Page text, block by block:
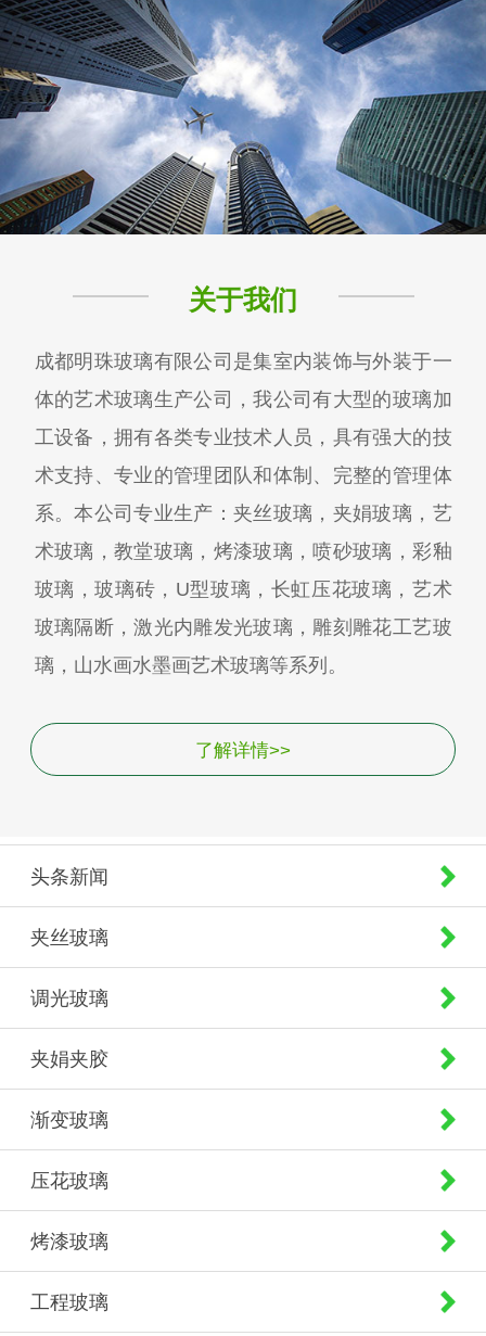
关于我们
成都明珠玻璃有限公司是集室内装饰与外装于一
体的艺术玻璃生产公司，我公司有大型的玻璃加
工设备，拥有各类专业技术人员，具有强大的技
术支持、专业的管理团队和体制、完整的管理体
系。本公司专业生产：夹丝玻璃，夹娟玻璃，艺
术玻璃，教堂玻璃，烤漆玻璃，喷砂玻璃，彩釉
玻璃，玻璃砖，U型玻璃，长虹压花玻璃，艺术
玻璃隔断，激光内雕发光玻璃，雕刻雕花工艺玻
璃，山水画水墨画艺术玻璃等系列。
了解详情>>
头条新闻
夹丝玻璃
调光玻璃
夹娟夹胶
渐变玻璃
压花玻璃
烤漆玻璃
工程玻璃